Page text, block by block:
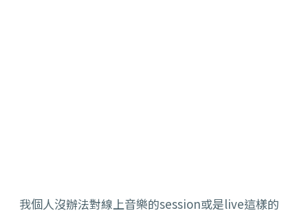
我個人沒辦法對線上音樂的session或是live這樣的